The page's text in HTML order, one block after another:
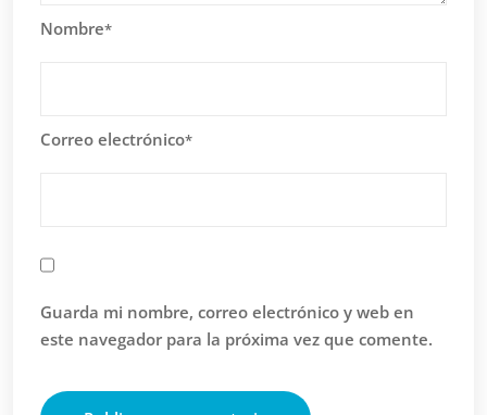
Nombre*
Correo electrónico*
Guarda mi nombre, correo electrónico y web en
este navegador para la próxima vez que comente.